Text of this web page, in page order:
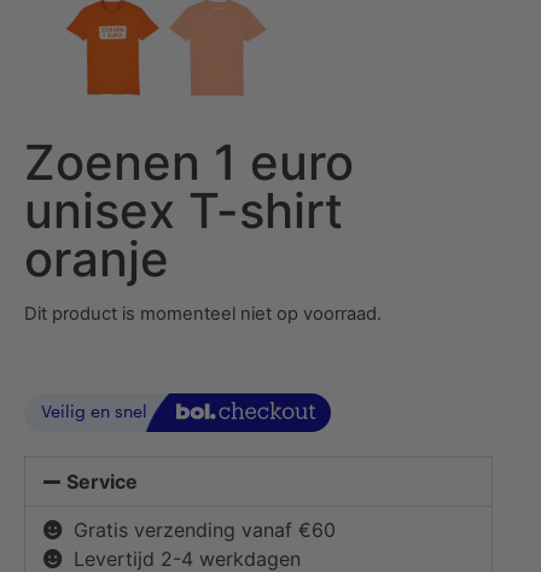
Zoenen 1 euro
unisex T-shirt
oranje
Dit product is momenteel niet op voorraad.
Service
Gratis verzending vanaf €60
Levertijd 2-4 werkdagen